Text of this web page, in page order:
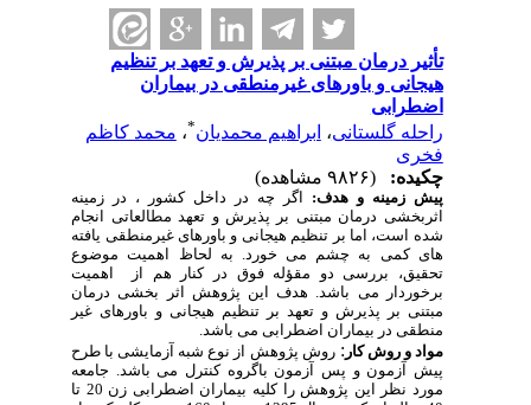
تأثیر درمان مبتنی بر پذیرش و تعهد بر تنظیم
هیجانی و باورهای غیرمنطقی در بیماران
اضطرابی
راحله گلستانی،ابراهیم محمدیان *،محمد کاظم
فخری
چکیده:
پیش ‌زمینه و هدف:اگر چه در داخل کشور ، در زمینه
اثربخشیدرمان مبتنی بر پذیرش و تعهدمطالعاتی انجام
شده است، امابرتنظیم هیجانی و باورهای غیرمنطقییافته
های کمی به چشم می خورد. به لحاظ اهمیت موضوع
تحقیق، بررسی دو مقؤله فوق در کنار هم از اهمیت
برخوردار می باشد.هدف این پژوهش اثر بخشی درمان
مبتنی بر پذیرش و تعهد بر تنظیم هیجانی و باورهای غیر
منطقی در بیماران اضطرابیمی باشد.
مواد و روش‌ کار: روش پژوهش از نوع ­شبه آزمایشی با طرح
پیش آزمون و پس آزمون باگروه کنترل می باشد. جامعه
مورد نظر این پژوهش را کلیه بیماران اضطرابی زن 20 تا